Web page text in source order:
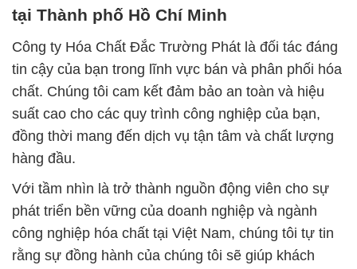
tại Thành phố Hồ Chí Minh
Công ty Hóa Chất Đắc Trường Phát là đối tác đáng
tin cậy của bạn trong lĩnh vực bán và phân phối hóa
chất. Chúng tôi cam kết đảm bảo an toàn và hiệu
suất cao cho các quy trình công nghiệp của bạn,
đồng thời mang đến dịch vụ tận tâm và chất lượng
hàng đầu.
Với tầm nhìn là trở thành nguồn động viên cho sự
phát triển bền vững của doanh nghiệp và ngành
công nghiệp hóa chất tại Việt Nam, chúng tôi tự tin
rằng sự đồng hành của chúng tôi sẽ giúp khách